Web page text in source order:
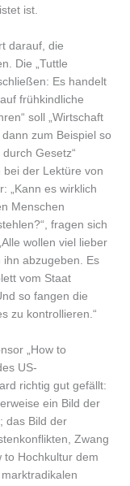
ist.
darauf, die
Die „Tuttle
Es handelt
frühkindliche
soll „Wirtschaft
zum Beispiel so
Gesetz“
der Lektüre von
„Kann es wirklich
Menschen
fragen sich
wollen viel lieber
abzugeben. Es
vom Staat
so fangen die
zu kontrollieren.“
„How to
US-
richtig gut gefällt:
ein Bild der
das Bild der
Zwang
to Hochkultur dem